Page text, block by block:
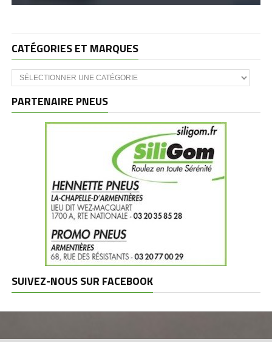
CATÉGORIES ET MARQUES
Catégories
et
PARTENAIRE PNEUS
SUIVEZ-NOUS SUR FACEBOOK